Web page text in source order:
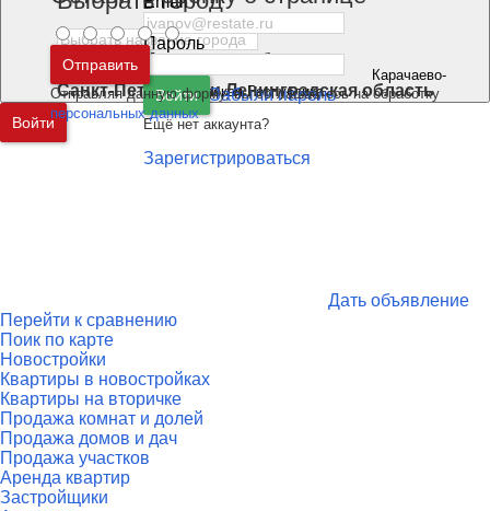
Карачаево-
Черкесская Республика
Войти
Дать объявление
Перейти к сравнению
Поик по карте
Новостройки
Квартиры в новостройках
Квартиры на вторичке
Продажа комнат и долей
Продажа домов и дач
Продажа участков
Аренда квартир
Застройщики
Москва и
Московская область
Санкт-Петербург иЛенинградская область
Пароль
Войти Забыли пароль
Ещё нет аккаунта?
Зарегистрироваться
Отправить
Отправляя данную форму, вы соглашаетесь на обработку
персональных данных